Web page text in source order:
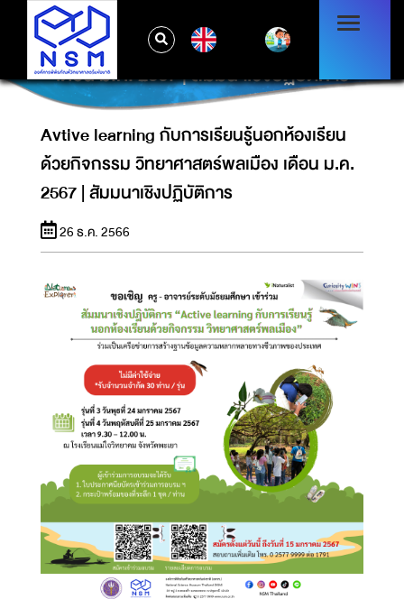
AVTIVE LEARNING กับการเรียนรู้นอก
ห้องเรียนด้วยกิจกรรม วิทยาศาสตร์พลเมือง
เดือน ม.ค. 2567 | สัมมนาเชิงปฏิบัติการ
Avtive learning กับการเรียนรู้นอกห้องเรียน
ด้วยกิจกรรม วิทยาศาสตร์พลเมือง เดือน ม.ค.
2567 | สัมมนาเชิงปฏิบัติการ
26 ธ.ค. 2566